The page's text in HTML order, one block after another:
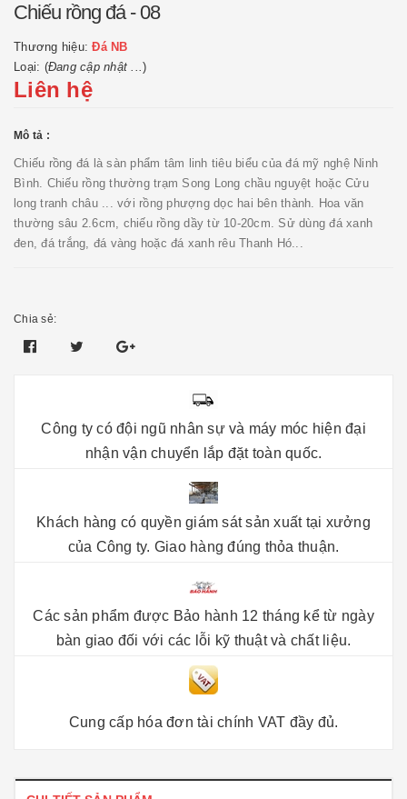
Chiếu rồng đá - 08
Thương hiệu:Đá NB
Loại: (Đang cập nhật ...)
Liên hệ
Mô tả :
Chiếu rồng đá là sàn phẩm tâm linh tiêu biểu của đá mỹ nghệ Ninh
Bình. Chiếu rồng thường trạm Song Long chầu nguyệt hoặc Cửu
long tranh châu ... với rồng phượng dọc hai bên thành. Hoa văn
thường sâu 2.6cm, chiếu rồng dầy từ 10-20cm. Sử dùng đá xanh
đen, đá trắng, đá vàng hoặc đá xanh rêu Thanh Hó...
Chia sẻ:
Công ty có đội ngũ nhân sự và máy móc hiện đại
nhận vận chuyển lắp đặt toàn quốc.
Khách hàng có quyền giám sát sản xuất tại xưởng
của Công ty. Giao hàng đúng thỏa thuận.
Các sản phẩm được Bảo hành 12 tháng kể từ ngày
bàn giao đối với các lỗi kỹ thuật và chất liệu.
Cung cấp hóa đơn tài chính VAT đầy đủ.